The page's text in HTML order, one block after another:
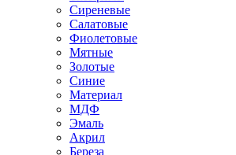
Сиреневые
Салатовые
Фиолетовые
Мятные
Золотые
Синие
Материал
МДФ
Эмаль
Акрил
Береза